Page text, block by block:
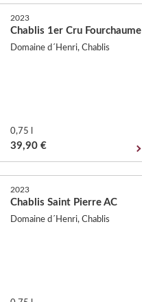
2023
Chablis 1er Cru Fourchaume
Domaine d´Henri, Chablis
0,75 l
39,90 €
2023
Chablis Saint Pierre AC
Domaine d´Henri, Chablis